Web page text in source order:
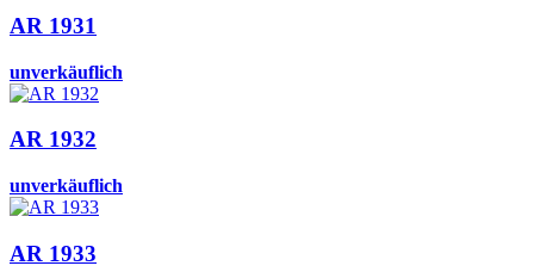
AR 1931
unverkäuflich
AR 1932
unverkäuflich
AR 1933